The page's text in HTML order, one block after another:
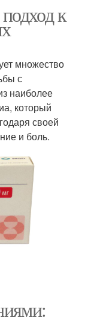
к
множество
с
наиболее
который
своей
и боль.